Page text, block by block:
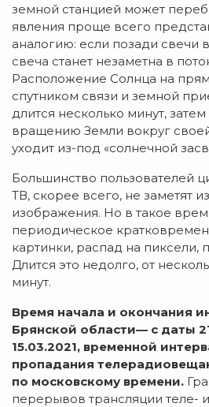
земной станцией может
явления проще всего
аналогию: если позади свечи
свеча станет незаметна в
Расположение Солнца на
спутником связи и земной
длится несколько минут,
вращению Земли вокруг
уходит из-под «солнечной
Большинство пользователей
ТВ, скорее всего, не заметят
изображения. Но в такое
периодическое
картинки, распад на пиксели,
Длится это недолго, от
минут.
Время начала и окончания
Брянской области— с даты
15.03.2021, временной
пропадания
по московскому времени.
перерывов трансляции теле-